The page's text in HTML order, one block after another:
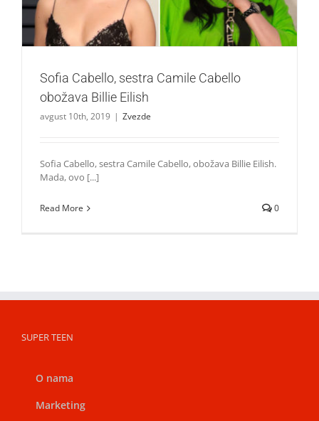
Sofia Cabello, sestra Camile Cabello
obožava Billie Eilish
avgust 10th, 2019 | Zvezde
Sofia Cabello, sestra Camile Cabello, obožava Billie Eilish.
Mada, ovo [...]
Read More 0
SUPER TEEN
O nama
Marketing